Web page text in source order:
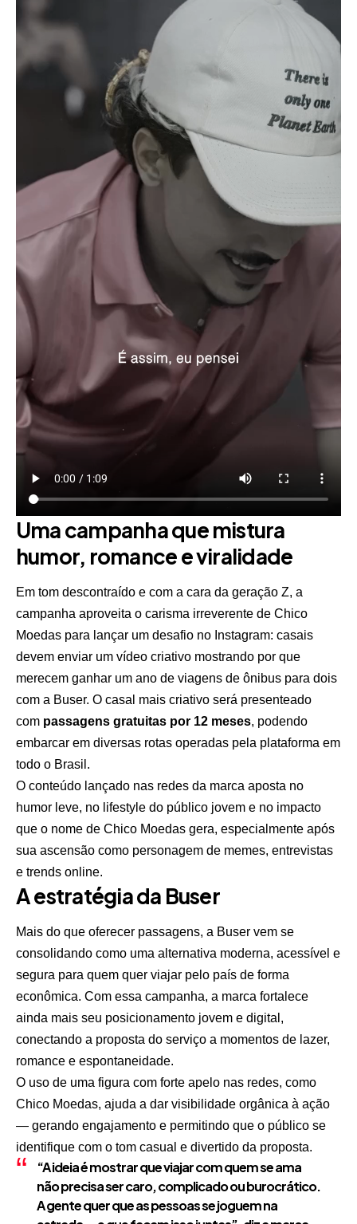
Uma campanha que mistura
humor, romance e viralidade
Em tom descontraído e com a cara da geração Z, a
campanha aproveita o carisma irreverente de Chico
Moedas para lançar um desafio no Instagram: casais
devem enviar um vídeo criativo mostrando por que
merecem ganhar um ano de viagens de ônibus para dois
com a Buser. O casal mais criativo será presenteado
com passagens gratuitas por 12 meses, podendo
embarcar em diversas rotas operadas pela plataforma em
todo o Brasil.
O conteúdo lançado nas redes da marca aposta no
humor leve, no lifestyle do público jovem e no impacto
que o nome de Chico Moedas gera, especialmente após
sua ascensão como personagem de memes, entrevistas
e trends online.
A estratégia da Buser
Mais do que oferecer passagens, a Buser vem se
consolidando como uma alternativa moderna, acessível e
segura para quem quer viajar pelo país de forma
econômica. Com essa campanha, a marca fortalece
ainda mais seu posicionamento jovem e digital,
conectando a proposta do serviço a momentos de lazer,
romance e espontaneidade.
O uso de uma figura com forte apelo nas redes, como
Chico Moedas, ajuda a dar visibilidade orgânica à ação
— gerando engajamento e permitindo que o público se
identifique com o tom casual e divertido da proposta.
“A ideia é mostrar que viajar com quem se ama
não precisa ser caro, complicado ou burocrático.
A gente quer que as pessoas se joguem na